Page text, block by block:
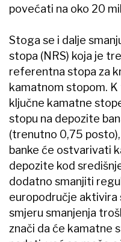
povećati na oko 20
Stoga se i dalje
stopa (NRS) koja je
referentna stopa za
kamatnom stopom.
ključne kamatne
stopu na depozite
(trenutno 0,75
banke će ostvarivati
depozite kod
dodatno smanjiti
europodručje aktivira
smjeru smanjenja
znači da će kamatne